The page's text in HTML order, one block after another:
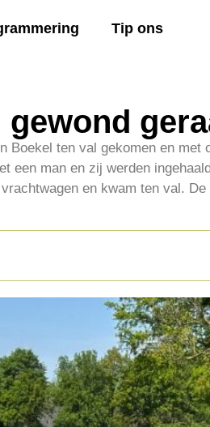
Tip ons
Boekel ten val gekomen en met
een man en zij werden
en kwam ten val. De